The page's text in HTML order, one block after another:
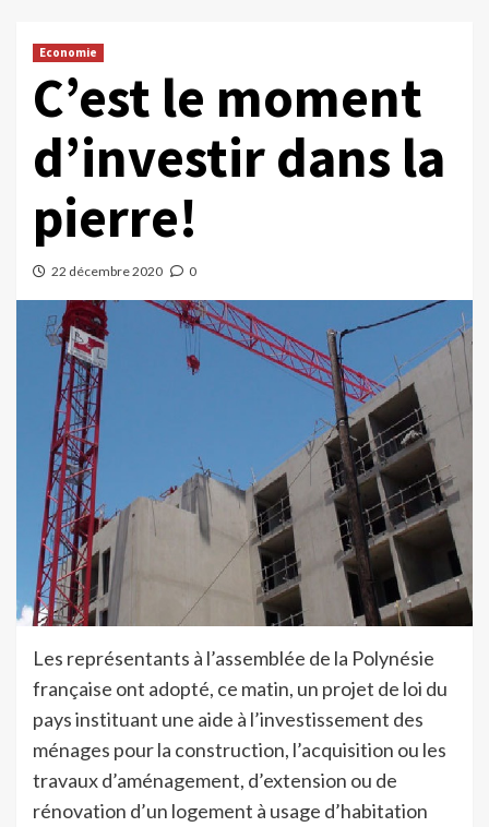
Economie
C’est le moment
d’investir dans la
pierre!
22 décembre 2020 0
Les représentants à l’assemblée de la Polynésie
française ont adopté, ce matin, un projet de loi du
pays instituant une aide à l’investissement des
ménages pour la construction, l’acquisition ou les
travaux d’aménagement, d’extension ou de
rénovation d’un logement à usage d’habitation